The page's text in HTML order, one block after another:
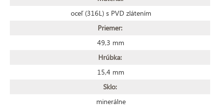
oceľ (316L) s PVD zlátením
Priemer:
49,3 mm
Hrúbka:
15,4 mm
Sklo:
minerálne